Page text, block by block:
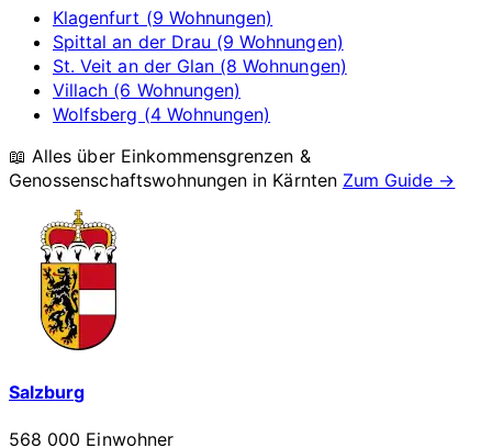
Klagenfurt (9 Wohnungen)
Spittal an der Drau (9 Wohnungen)
St. Veit an der Glan (8 Wohnungen)
Villach (6 Wohnungen)
Wolfsberg (4 Wohnungen)
📖 Alles über Einkommensgrenzen &
Genossenschaftswohnungen in Kärnten Zum Guide →
Salzburg
568 000 Einwohner